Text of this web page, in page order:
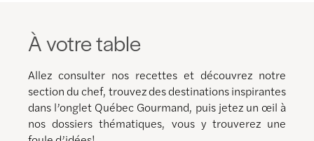
À votre table
Allez consulter nos recettes et découvrez notre
section du chef, trouvez des destinations inspirantes
dans l’onglet Québec Gourmand, puis jetez un œil à
nos dossiers thématiques, vous y trouverez une